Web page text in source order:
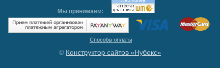
Мы принимаем:
Способы оплаты
© Конструктор сайтов «Нубекс»